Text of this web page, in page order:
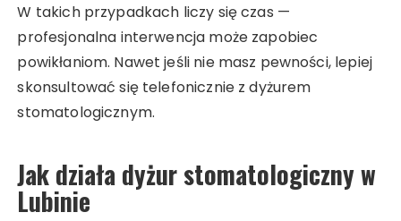
W takich przypadkach liczy się czas —
profesjonalna interwencja może zapobiec
powikłaniom. Nawet jeśli nie masz pewności, lepiej
skonsultować się telefonicznie z dyżurem
stomatologicznym.
Jak działa dyżur stomatologiczny w
Lubinie